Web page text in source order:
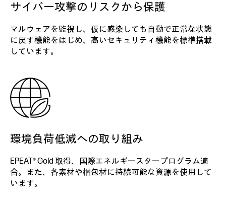
サイバー攻撃のリスクから保護
マルウェアを監視し、仮に感染しても自動で正常な状態
に戻す機能をはじめ、高いセキュリティ機能を標準搭載
しています。
環境負荷低減への取り組み
EPEAT® Gold 取得、国際エネルギースタープログラム適
合。また、各素材や梱包材に持続可能な資源を使用して
います。